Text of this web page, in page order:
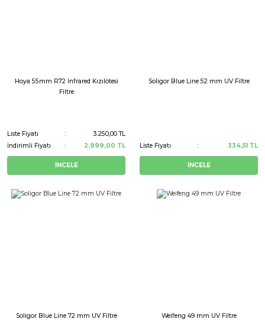
Hoya 55mm R72 İnfrared Kızılötesi
Filtre
Liste Fiyatı
3.250,00 TL
İndirimli Fiyatı
2.999,00 TL
İNCELE
Soligor Blue Line 52 mm UV Filtre
Liste Fiyatı 334,51 TL
İNCELE
Soligor Blue Line 72 mm UV Filtre Weifeng 49 mm UV Filtre